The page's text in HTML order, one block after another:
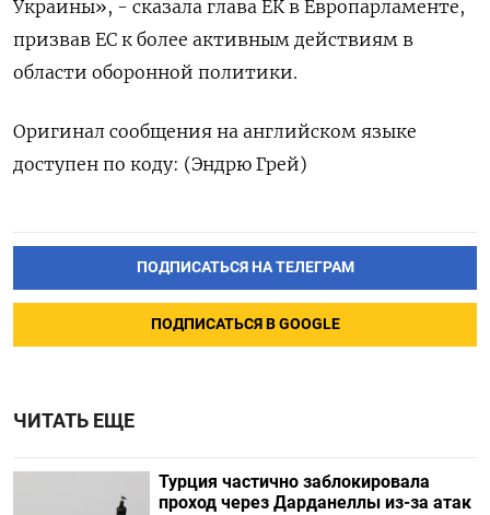
Украины», - сказала глава ЕК в Европарламенте,
призвав ЕС к более активным действиям в
области оборонной политики.
Оригинал сообщения на английском языке
доступен по коду: (Эндрю Грей)
ПОДПИСАТЬСЯ НА ТЕЛЕГРАМ
ПОДПИСАТЬСЯ В GOOGLE
ЧИТАТЬ ЕЩЕ
Турция частично заблокировала
проход через Дарданеллы из-за атак